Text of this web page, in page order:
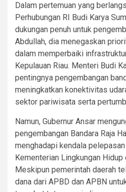
Dalam pertemuan yang
Perhubungan RI Budi Karya
dukungan penuh untuk
Abdullah, dia menegaskan
dalam memperbaiki
Kepulauan Riau. Menteri Budi
pentingnya pengembangan
meningkatkan konektivitas
sektor pariwisata serta
Namun, Gubernur Ansar
pengembangan Bandara Raja
menghadapi kendala
Kementerian Lingkungan Hidup
Meskipun pemerintah daerah
dana dari APBD dan APBN